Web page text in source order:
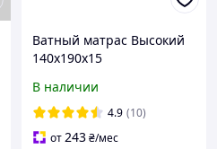
Ватный матрас Высокий
140х190х15
комфорт
В наличии
4.9 (10)
от243₴/мес